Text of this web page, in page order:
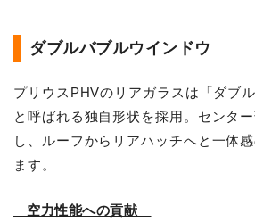
ダブルバブルウインドウ
プリウスPHVのリアガラスは「ダブ
と呼ばれる独自形状を採用。センタ
し、ルーフからリアハッチへと一体
ます。
空力性能への貢献